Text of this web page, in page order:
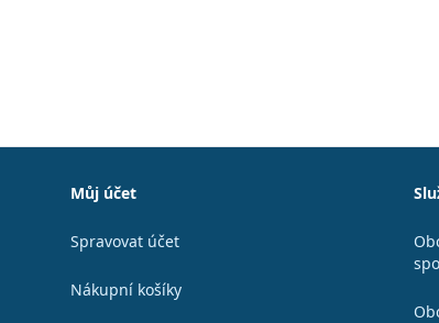
Můj účet
Spravovat účet
Nákupní košíky